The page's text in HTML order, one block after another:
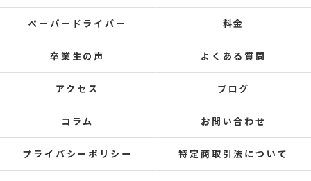
ペーパードライバー 料金
卒業生の声 よくある質問
アクセス ブログ
コラム お問い合わせ
プライバシーポリシー 特定商取引法について